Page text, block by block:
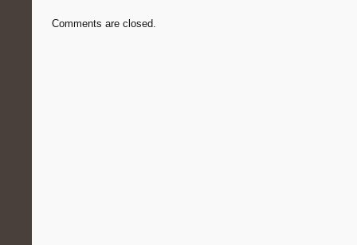
Comments are closed.